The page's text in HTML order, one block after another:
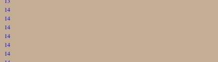
14
14
14
14
14
14